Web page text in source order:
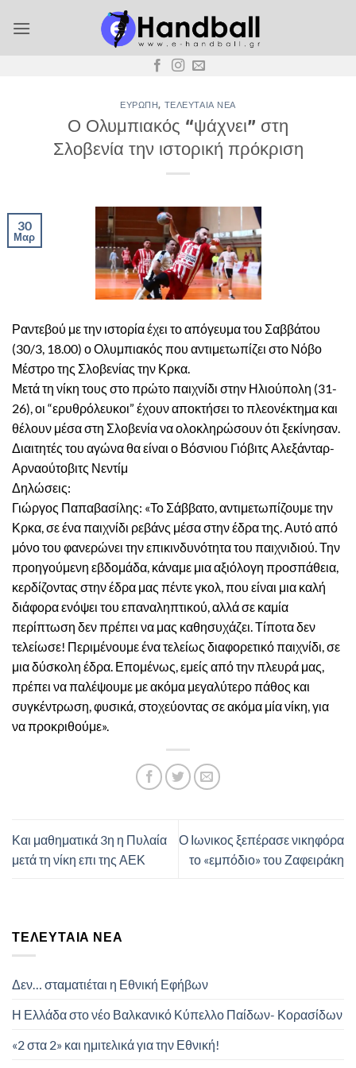
στο
ΕΥΡΏΠΗ, ΤΕΛΕΥΤΑΊΑ ΝΈΑ
Ο Ολυμπιακός “ψάχνει” στη
Σλοβενία την ιστορική πρόκριση
30
Μαρ
Ραντεβού με την ιστορία έχει το απόγευμα του Σαββάτου
(30/3, 18.00) ο Ολυμπιακός που αντιμετωπίζει στο Νόβο
Μέστρο της Σλοβενίας την Κρκα.
Μετά τη νίκη τους στο πρώτο παιχνίδι στην Ηλιούπολη (31-
26), οι “ερυθρόλευκοι” έχουν αποκτήσει το πλεονέκτημα και
θέλουν μέσα στη Σλοβενία να ολοκληρώσουν ότι ξεκίνησαν.
Διαιτητές του αγώνα θα είναι ο Βόσνιου Γιόβιτς Αλεξάνταρ-
Αρναούτοβιτς Νεντίμ
Δηλώσεις:
Γιώργος Παπαβασίλης: «Το Σάββατο, αντιμετωπίζουμε την
Κρκα, σε ένα παιχνίδι ρεβάνς μέσα στην έδρα της. Αυτό από
μόνο του φανερώνει την επικινδυνότητα του παιχνιδιού. Την
προηγούμενη εβδομάδα, κάναμε μια αξιόλογη προσπάθεια,
κερδίζοντας στην έδρα μας πέντε γκολ, που είναι μια καλή
διάφορα ενόψει του επαναληπτικού, αλλά σε καμία
περίπτωση δεν πρέπει να μας καθησυχάζει. Τίποτα δεν
τελείωσε! Περιμένουμε ένα τελείως διαφορετικό παιχνίδι, σε
μια δύσκολη έδρα. Επομένως, εμείς από την πλευρά μας,
πρέπει να παλέψουμε με ακόμα μεγαλύτερο πάθος και
συγκέντρωση, φυσικά, στοχεύοντας σε ακόμα μία νίκη, για
να προκριθούμε».
Και μαθηματικά 3η η Πυλαία
μετά τη νίκη επι της ΑΕΚ
Ο Ιωνικος ξεπέρασε νικηφόρα
το «εμπόδιο» του Ζαφειράκη
ΤΕΛΕΥΤΑΊΑ ΝΈΑ
Δεν… σταματιέται η Εθνική Εφήβων
Η Ελλάδα στο νέο Βαλκανικό Κύπελλο Παίδων- Κορασίδων
«2 στα 2» και ημιτελικά για την Εθνική!